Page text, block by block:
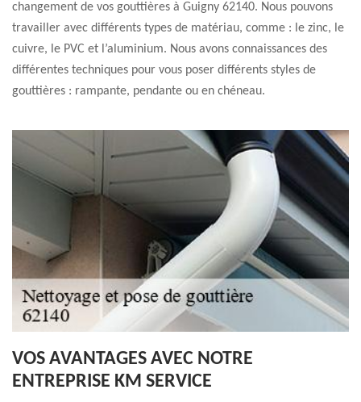
changement de vos gouttières à Guigny 62140. Nous pouvons
travailler avec différents types de matériau, comme : le zinc, le
cuivre, le PVC et l’aluminium. Nous avons connaissances des
différentes techniques pour vous poser différents styles de
gouttières : rampante, pendante ou en chéneau.
VOS AVANTAGES AVEC NOTRE
ENTREPRISE KM SERVICE